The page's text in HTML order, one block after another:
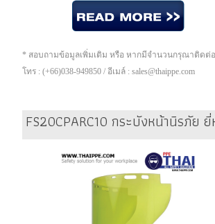
* สอบถามข้อมูลเพิ่มเติม หรือ หากมีจำนวนกรุณาติดต่
โทร : (+66)038-949850 / อีเมล์ : sales@thaippe.com
FS20CPARC10 กระบังหน้านิรภัย ยี่